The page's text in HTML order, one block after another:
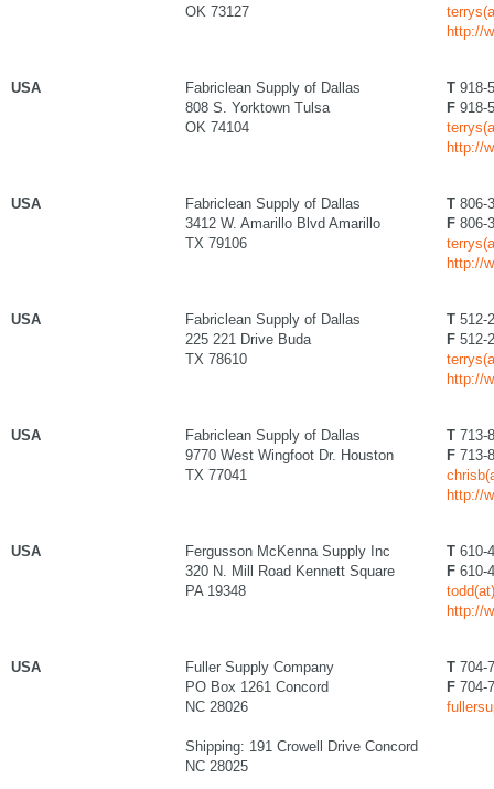
OK 73127
http://
USA
Fabriclean Supply of Dallas
808 S. Yorktown Tulsa
OK 74104
T 918-
F 918-
http://
USA
Fabriclean Supply of Dallas
3412 W. Amarillo Blvd Amarillo
TX 79106
T 806-
F 806-
http://
USA
Fabriclean Supply of Dallas
225 221 Drive Buda
TX 78610
T 512-
F 512-
http://
USA
Fabriclean Supply of Dallas
9770 West Wingfoot Dr. Houston
TX 77041
T 713-
F 713-
http://
USA
Fergusson McKenna Supply Inc
320 N. Mill Road Kennett Square
PA 19348
T 610-
F 610-
http://
USA
Fuller Supply Company
PO Box 1261 Concord
NC 28026
Shipping: 191 Crowell Drive Concord
NC 28025
T 704-
F 704-